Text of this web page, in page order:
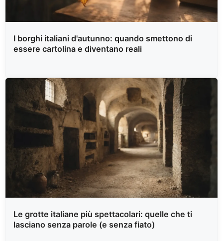
I borghi italiani d'autunno: quando smettono di
essere cartolina e diventano reali
Le grotte italiane più spettacolari: quelle che ti
lasciano senza parole (e senza fiato)